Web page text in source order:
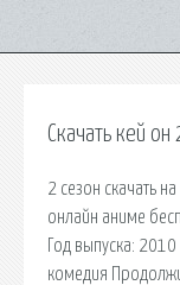
Скачать кей он
2 сезон скачать
онлайн аниме
Год выпуска:
комедия